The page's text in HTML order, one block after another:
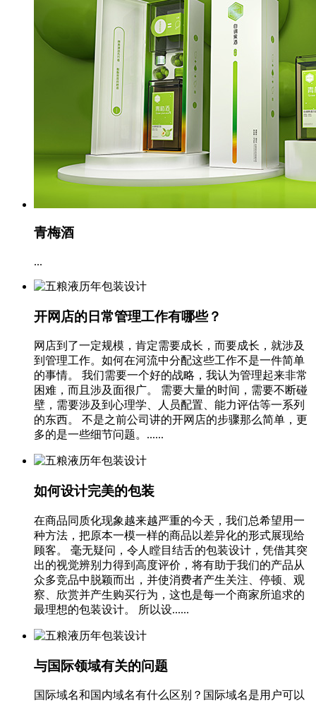
青梅酒
...
开网店的日常管理工作有哪些？
网店到了一定规模，肯定需要成长，而要成长，就涉及
到管理工作。如何在河流中分配这些工作不是一件简单
的事情。 我们需要一个好的战略，我认为管理起来非常
困难，而且涉及面很广。 需要大量的时间，需要不断碰
壁，需要涉及到心理学、人员配置、能力评估等一系列
的东西。 不是之前公司讲的开网店的步骤那么简单，更
多的是一些细节问题。......
如何设计完美的包装
在商品同质化现象越来越严重的今天，我们总希望用一
种方法，把原本一模一样的商品以差异化的形式展现给
顾客。 毫无疑问，令人瞠目结舌的包装设计，凭借其突
出的视觉辨别力得到高度评价，将有助于我们的产品从
众多竞品中脱颖而出，并使消费者产生关注、停顿、观
察、欣赏并产生购买行为，这也是每一个商家所追求的
最理想的包装设计。 所以设......
与国际领域有关的问题
国际域名和国内域名有什么区别？国际域名是用户可以